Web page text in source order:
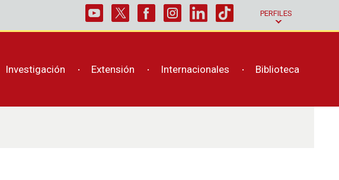
PERFILES
Investigación Extensión Internacionales Biblioteca